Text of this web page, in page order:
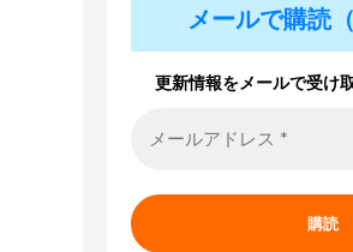
メールで購読
更新情報をメールで受け